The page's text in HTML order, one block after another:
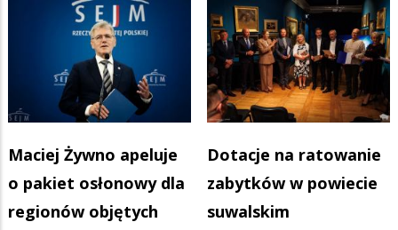
Maciej Żywno apeluje
o pakiet osłonowy dla
regionów objętych
Dotacje na ratowanie
zabytków w powiecie
suwalskim